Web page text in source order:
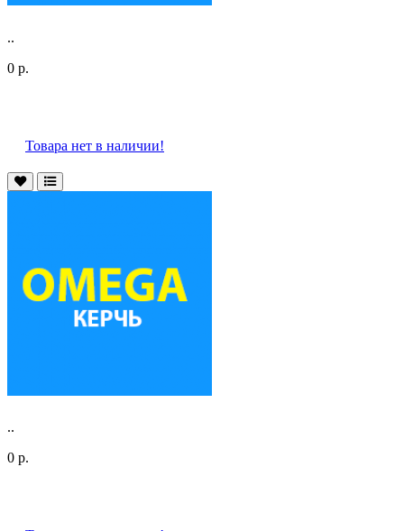
..
0 р.
Товара нет в наличии!
..
0 р.